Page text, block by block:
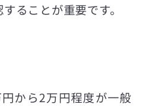
ることが重要です。
から2万円程度が一般